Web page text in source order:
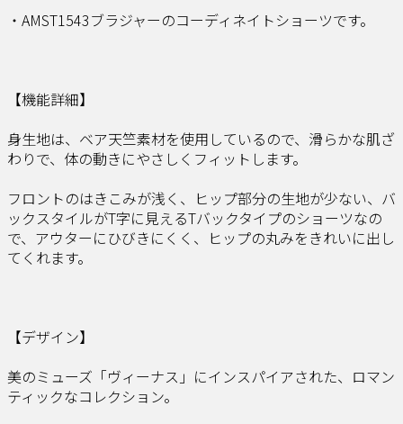
・AMST1543ブラジャーのコーディネイトショーツです。
【機能詳細】
身生地は、ベア天竺素材を使用しているので、滑らかな肌ざ
わりで、体の動きにやさしくフィットします。
フロントのはきこみが浅く、ヒップ部分の生地が少ない、バ
ックスタイルがT字に見えるTバックタイプのショーツなの
で、アウターにひびきにくく、ヒップの丸みをきれいに出し
てくれます。
【デザイン】
美のミューズ「ヴィーナス」にインスパイアされた、ロマン
ティックなコレクション。